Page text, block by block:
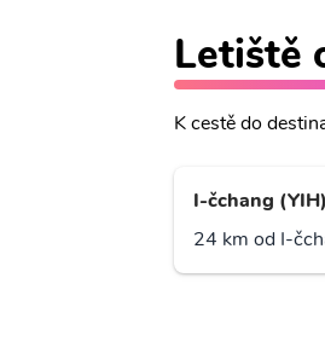
Letiště
K cestě do
I-čchang (YIH)
24 km od I-